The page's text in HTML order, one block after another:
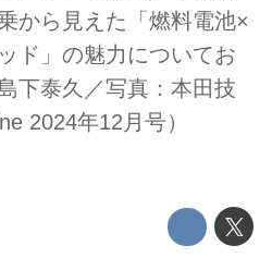
から見えた「燃料電池×
ド」の魅力についてお
下泰久／写真：本田技
2024年12月号）